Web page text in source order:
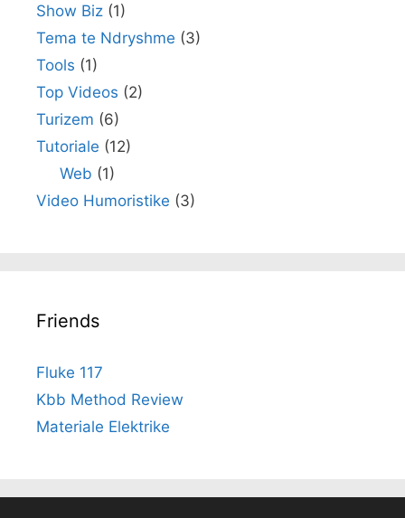
Show Biz (1)
Tema te Ndryshme (3)
Tools (1)
Top Videos (2)
Turizem (6)
Tutoriale (12)
Web (1)
Video Humoristike (3)
Friends
Fluke 117
Kbb Method Review
Materiale Elektrike